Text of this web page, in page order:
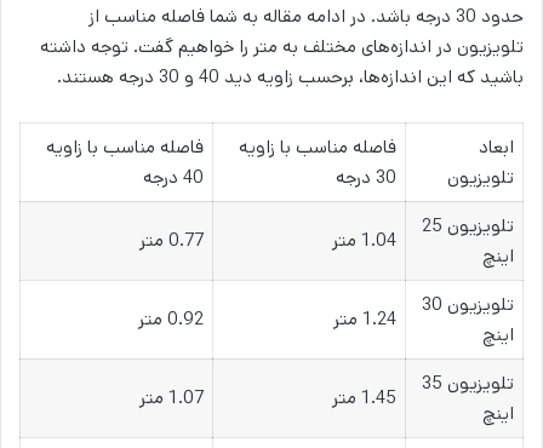
حدود 30 درجه باشد. در ادامه مقاله به شما فاصله مناسب از
تلویزیون در اندازه‌های مختلف به متر را خواهیم گفت. توجه داشته
باشید که این اندازه‌ها، برحسب زاویه دید 40 و 30 درجه هستند.
ابعاد
تلویزیون
فاصله مناسب با زاویه
30 درجه
فاصله مناسب با زاویه
40 درجه
تلویزیون 25
اینچ
1.04 متر 0.77 متر
تلویزیون 30
اینچ
1.24 متر 0.92 متر
تلویزیون 35
اینچ
1.45 متر 1.07 متر